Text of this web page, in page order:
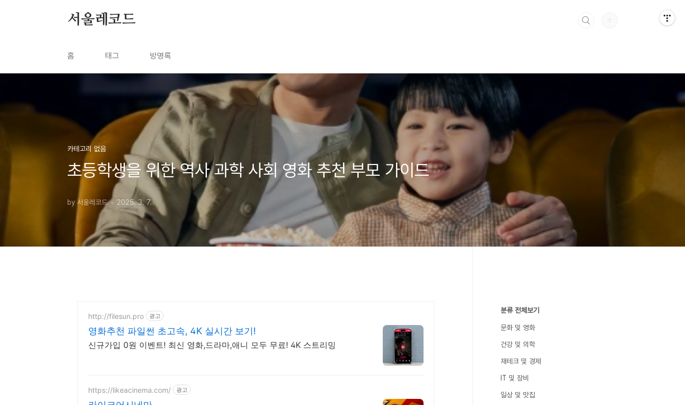
서울레코드
홈 태그 방명록
카테고리 없음
초등학생을 위한 역사 과학 사회 영화 추천 부모 가이드
by 서울레코드 2025. 3. 7.
http://filesun.pro 광고
영화추천 파일썬 초고속, 4K 실시간 보기!
신규가입 0원 이벤트! 최신 영화,드라마,애니 모두 무료! 4K 스트리밍
https://likeacinema.com/ 광고
분류 전체보기
문화 및 영화
건강 및 의학
재테크 및 경제
IT 및 장비
일상 및 맛집